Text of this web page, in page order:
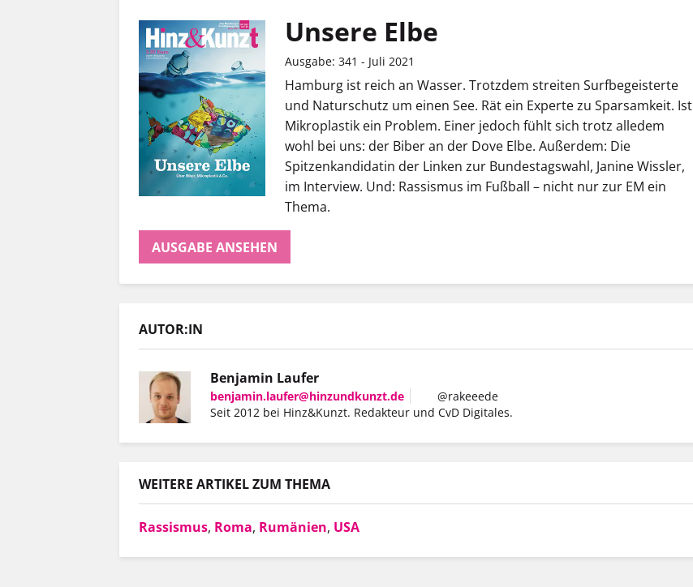
Unsere Elbe
Ausgabe: 341 - Juli 2021
Hamburg ist reich an Wasser. Trotzdem streiten Surfbegeisterte
und Naturschutz um einen See. Rät ein Experte zu Sparsamkeit. Ist
Mikroplastik ein Problem. Einer jedoch fühlt sich trotz alledem
wohl bei uns: der Biber an der Dove Elbe. Außerdem: Die
Spitzenkandidatin der Linken zur Bundestagswahl, Janine Wissler,
im Interview. Und: Rassismus im Fußball – nicht nur zur EM ein
Thema.
AUSGABE ANSEHEN
AUTOR:IN
Benjamin Laufer
benjamin.laufer@hinzundkunzt.de
@rakeeede
Seit 2012 bei Hinz&Kunzt. Redakteur und CvD Digitales.
WEITERE ARTIKEL ZUM THEMA
Rassismus, Roma, Rumänien, USA